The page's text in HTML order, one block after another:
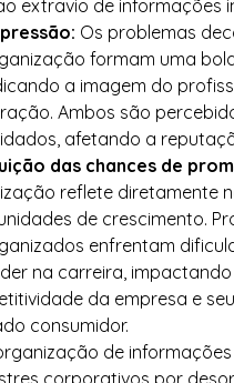
extravio de informações
Os problemas
formam uma
a imagem do
Ambos são
afetando a
das chances de
reflete diretamente
de crescimento.
enfrentam
na carreira,
da empresa e
consumidor.
de
corporativos por